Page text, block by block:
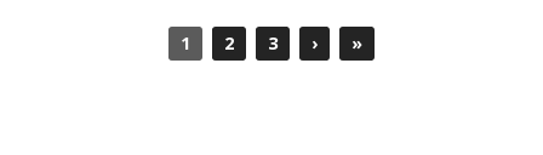
1 2 3 › »